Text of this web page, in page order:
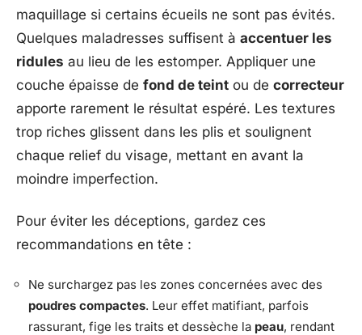
maquillage si certains écueils ne sont pas évités.
Quelques maladresses suffisent à accentuer les
ridules au lieu de les estomper. Appliquer une
couche épaisse de fond de teint ou de correcteur
apporte rarement le résultat espéré. Les textures
trop riches glissent dans les plis et soulignent
chaque relief du visage, mettant en avant la
moindre imperfection.
Pour éviter les déceptions, gardez ces
recommandations en tête :
Ne surchargez pas les zones concernées avec des
poudres compactes. Leur effet matifiant, parfois
rassurant, fige les traits et dessèche la peau, rendant